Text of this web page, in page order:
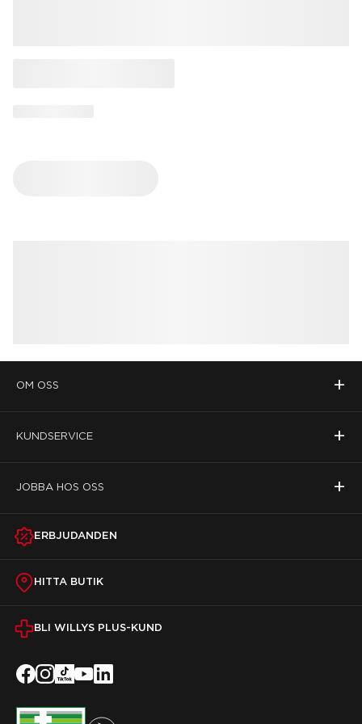
OM OSS +
KUNDSERVICE +
JOBBA HOS OSS +
ERBJUDANDEN
HITTA BUTIK
BLI WILLYS PLUS-KUND